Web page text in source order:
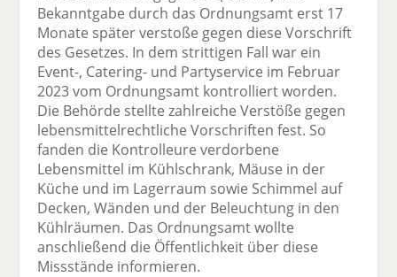
o
k
te
il
e
n
n
te
il
e
n
er
se
d
e
n
Bekanntgabe durch das Ordnungsamt erst 17
Monate später verstoße gegen diese Vorschrift
des Gesetzes. In dem strittigen Fall war ein
Event-, Catering- und Partyservice im Februar
2023 vom Ordnungsamt kontrolliert worden.
Die Behörde stellte zahlreiche Verstöße gegen
lebensmittelrechtliche Vorschriften fest. So
fanden die Kontrolleure verdorbene
Lebensmittel im Kühlschrank, Mäuse in der
Küche und im Lagerraum sowie Schimmel auf
Decken, Wänden und der Beleuchtung in den
Kühlräumen. Das Ordnungsamt wollte
anschließend die Öffentlichkeit über diese
Missstände informieren.